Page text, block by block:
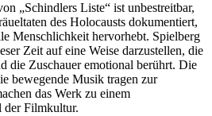
„Schindlers Liste“ ist unbestreitbar,
des Holocausts dokumentiert,
Menschlichkeit hervorhebt. Spielberg
Zeit auf eine Weise darzustellen, die
die Zuschauer emotional berührt. Die
bewegende Musik tragen zur
das Werk zu einem
der Filmkultur.